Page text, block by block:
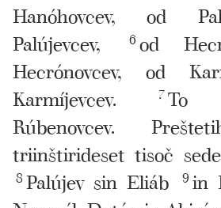
Hanóhovcev, od
Palújevcev,
6 od
Hecrónovcev, od
Karmíjevcev.
7To
Rúbenovcev.
triinštirideset tisoč
8 Palújev sin Eliáb 9 in